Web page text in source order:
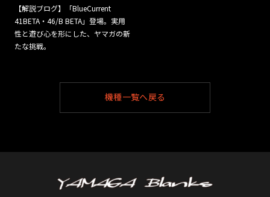
【解説ブログ】「BlueCurrent
41BETA・46/B BETA」登場。実用
性と遊び心を形にした、ヤマガの新
たな挑戦。
機種一覧へ戻る